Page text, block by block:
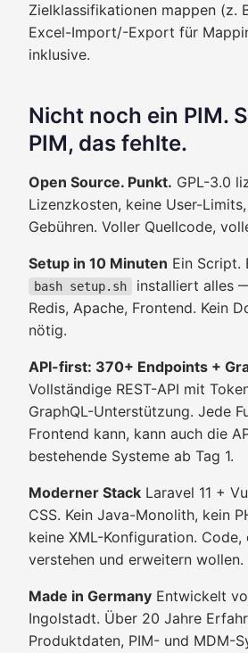
Zielklassifikationen mappen (z.
Excel-Import/-Export für
inklusive.
Nicht noch ein PIM.
PIM, das fehlte.
Open Source. Punkt. GPL-3.0
Lizenzkosten, keine User-
Gebühren. Voller Quellcode,
Setup in 10 Minuten Ein Script.
bash setup.sh
installiert alles
Redis, Apache, Frontend. Kein
nötig.
API-first: 370+ Endpoints +
Vollständige REST-API mit
GraphQL-Unterstützung. Jede
Frontend kann, kann auch die
bestehende Systeme ab Tag 1.
Moderner Stack Laravel 11 +
CSS. Kein Java-Monolith, kein
keine XML-Konfiguration.
verstehen und erweitern wollen.
Made in Germany Entwickelt
Ingolstadt. Über 20 Jahre
Produktdaten, PIM- und MDM-